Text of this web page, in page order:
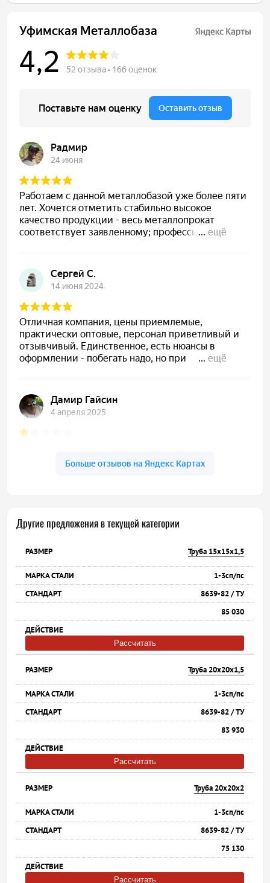
Другие предложения в текущей категории
Труба 15х15х1,5
1-3сп/пс
8639-82 / ТУ
85 030
Рассчитать
Труба 20х20х1,5
1-3сп/пс
8639-82 / ТУ
83 930
Рассчитать
Труба 20х20х2
1-3сп/пс
8639-82 / ТУ
75 130
Рассчитать